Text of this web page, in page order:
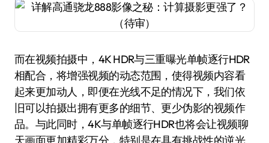
而在视频拍摄中，4K HDR与三重曝光单帧逐行HDR
相配合，将增强视频的动态范围，使得视频内容看
起来更加动人，即便在光线不足的情况下，我们依
旧可以拍摄出拥有更多的细节、更少伪影的视频作
品。与此同时，4K与单帧逐行HDR也将会让视频聊